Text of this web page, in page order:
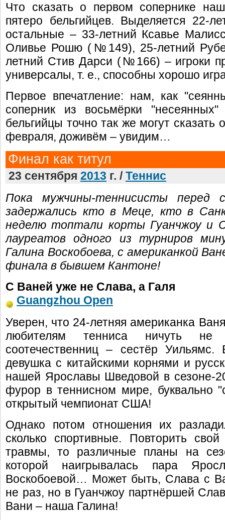
Что сказать о первом сопернике
пятеро бельгийцев. Выделяется
остальные – 33-летний Ксавье
Оливье Рошю (№149), 25-летний
летний Стив Дарси (№166) – игроки
универсалы, т. е., способны хорошо
Первое впечатление: нам, как
соперник из восьмёрки
бельгийцы точно так же могут сказать
февраля, доживём – увидим…
Финал как титул
23 сентября 2013 г. / Теннис
Пока мужчины-теннисисты перед
задержались кто в Меце, кто в
неделю топтали корты Гуанчжоу и
лауреатов одного из турниров
Галина Воскобоева, с американкой
финала в бывшем Кантоне!
С Ваней уже не Слава, а Галя
Guangzhou Open
Уверен, что 24-летняя американка
любителям тенниса ничуть не
соотечественниц – сестёр
девушка с китайскими корнями и
нашей Ярославы Шведовой в сезоне-
фурор в теннисном мире, буквально
открытый чемпионат США!
Однако потом отношения их
сколько спортивные. Повторить
травмы, то различные планы на
которой наигрывалась пара
Воскобоевой… Может быть, Слава с
не раз, но в Гуанчжоу партнёршей
Вани – наша Галина!